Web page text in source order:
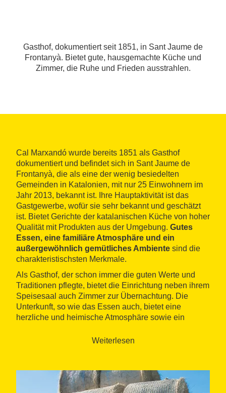
Gasthof, dokumentiert seit 1851, in Sant Jaume de
Frontanyà. Bietet gute, hausgemachte Küche und
Zimmer, die Ruhe und Frieden ausstrahlen.
Cal Marxandó wurde bereits 1851 als Gasthof
dokumentiert und befindet sich in Sant Jaume de
Frontanyà, die als eine der wenig besiedelten
Gemeinden in Katalonien, mit nur 25 Einwohnern im
Jahr 2013, bekannt ist. Ihre Hauptaktivität ist das
Gastgewerbe, wofür sie sehr bekannt und geschätzt
ist. Bietet Gerichte der katalanischen Küche von hoher
Qualität mit Produkten aus der Umgebung. Gutes
Essen, eine familiäre Atmosphäre und ein
außergewöhnlich gemütliches Ambiente sind die
charakteristischsten Merkmale.
Als Gasthof, der schon immer die guten Werte und
Traditionen pflegte, bietet die Einrichtung neben ihrem
Speisesaal auch Zimmer zur Übernachtung. Die
Unterkunft, so wie das Essen auch, bietet eine
herzliche und heimische Atmosphäre sowie ein
Außerdem sind die in diesem Gasthof vorherrschende
Weiterlesen